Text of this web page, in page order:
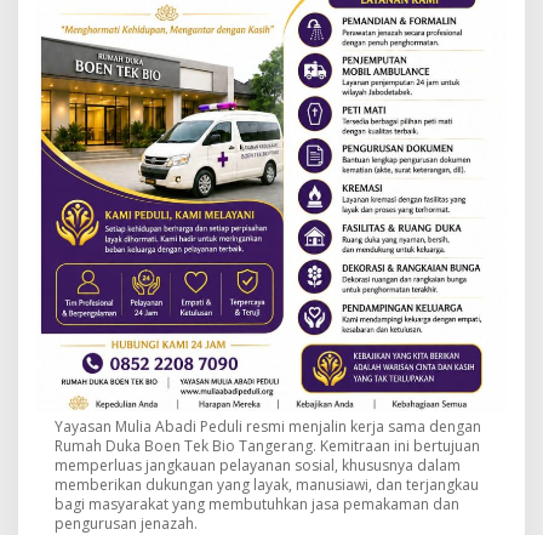
Yayasan Mulia Abadi Peduli resmi menjalin kerja sama dengan
Rumah Duka Boen Tek Bio Tangerang. Kemitraan ini bertujuan
memperluas jangkauan pelayanan sosial, khususnya dalam
memberikan dukungan yang layak, manusiawi, dan terjangkau
bagi masyarakat yang membutuhkan jasa pemakaman dan
pengurusan jenazah.